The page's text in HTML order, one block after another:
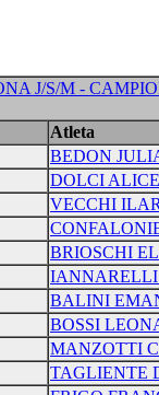
J/S/M -
Atleta
BEDON
DOLCI ALICE
VECCHI
BRIOSCHI
BALINI
BOSSI
MANZOTTI
TAGLIENTE